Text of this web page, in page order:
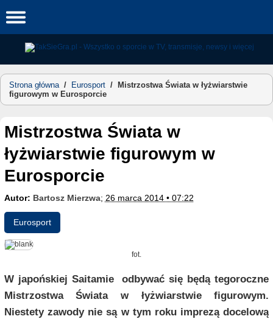
to
Strona główna/ Eurosport /
Mistrzostwa Świata w łyżwiarstwie
figurowym w Eurosporcie
Mistrzostwa Świata w
łyżwiarstwie figurowym w
Eurosporcie
Autor: Bartosz Mierzwa; 26 marca 2014 • 07:22
Eurosport
fot.
W japońskiej Saitamie odbywać się będą tegoroczne
Mistrzostwa Świata w łyżwiarstwie figurowym.
Niestety zawody nie są w tym roku imprezą docelową